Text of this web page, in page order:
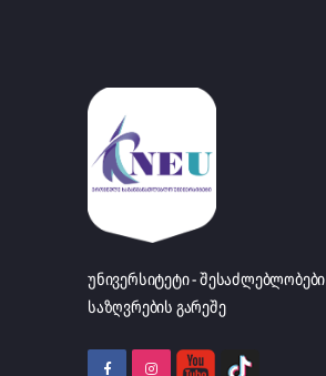
უნივერსიტეტი - შესაძლებლობები
საზღვრების გარეშე